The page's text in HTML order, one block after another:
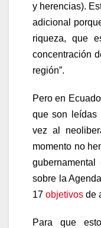
y herencias).
adicional
riqueza, que
concentración
región”.
Pero en
que son leídas
vez al
momento no
sobre la
17 objetivos de
Para que